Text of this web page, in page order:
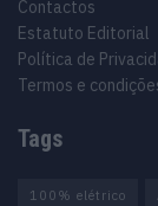
Contactos
Estatuto Editorial
Política de
Termos e
Tags
100% elétrico